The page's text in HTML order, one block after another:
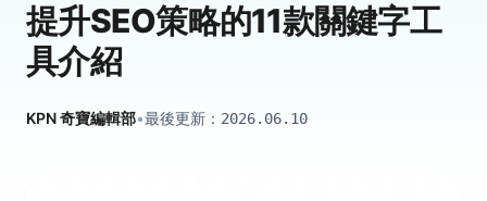
提升SEO策略的11款關鍵字工
具介紹
KPN 奇寶編輯部•最後更新： 2026.06.10